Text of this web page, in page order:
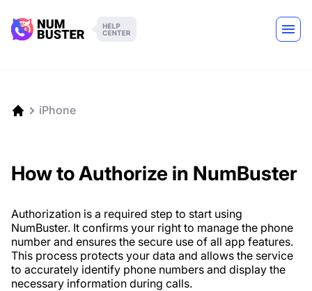
iPhone
How to Authorize in NumBuster
Authorization is a required step to start using
NumBuster. It confirms your right to manage the phone
number and ensures the secure use of all app features.
This process protects your data and allows the service
to accurately identify phone numbers and display the
necessary information during calls.